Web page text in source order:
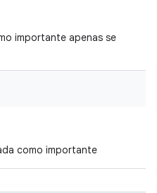
importante apenas se
como importante